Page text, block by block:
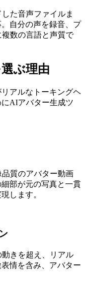
た音声ファイルま
自分の声を録音、プ
数の言語と声質で
ぶ理由
アルなトーキングヘ
AIアバター生成ツ
質のアバター動画
部が元の写真と一貫
します。
きを超え、リアル
情を含み、アバター